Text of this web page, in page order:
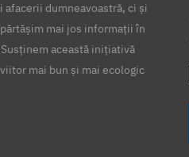
afacerii dumneavoastră, ci și
mai jos informații în
această inițiativă
mai bun și mai ecologic